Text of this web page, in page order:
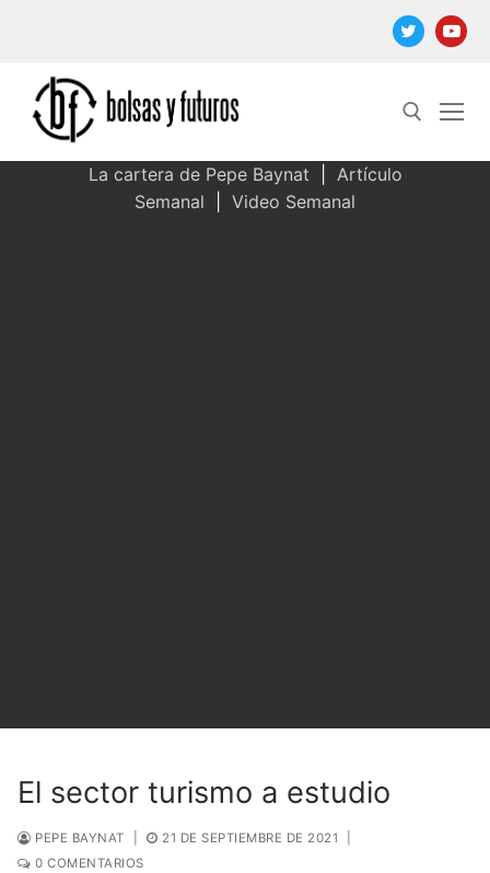
Buscar:
La cartera de Pepe Baynat
Artículo
Semanal
Video Semanal
El sector turismo a estudio
PEPE BAYNAT 21 DE SEPTIEMBRE DE 2021
0 COMENTARIOS